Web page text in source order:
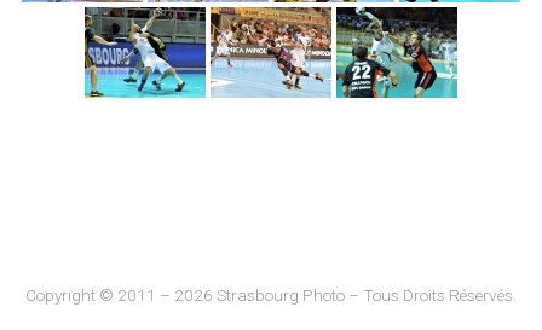
Copyright © 2011 – 2026 Strasbourg Photo – Tous Droits Réservés.